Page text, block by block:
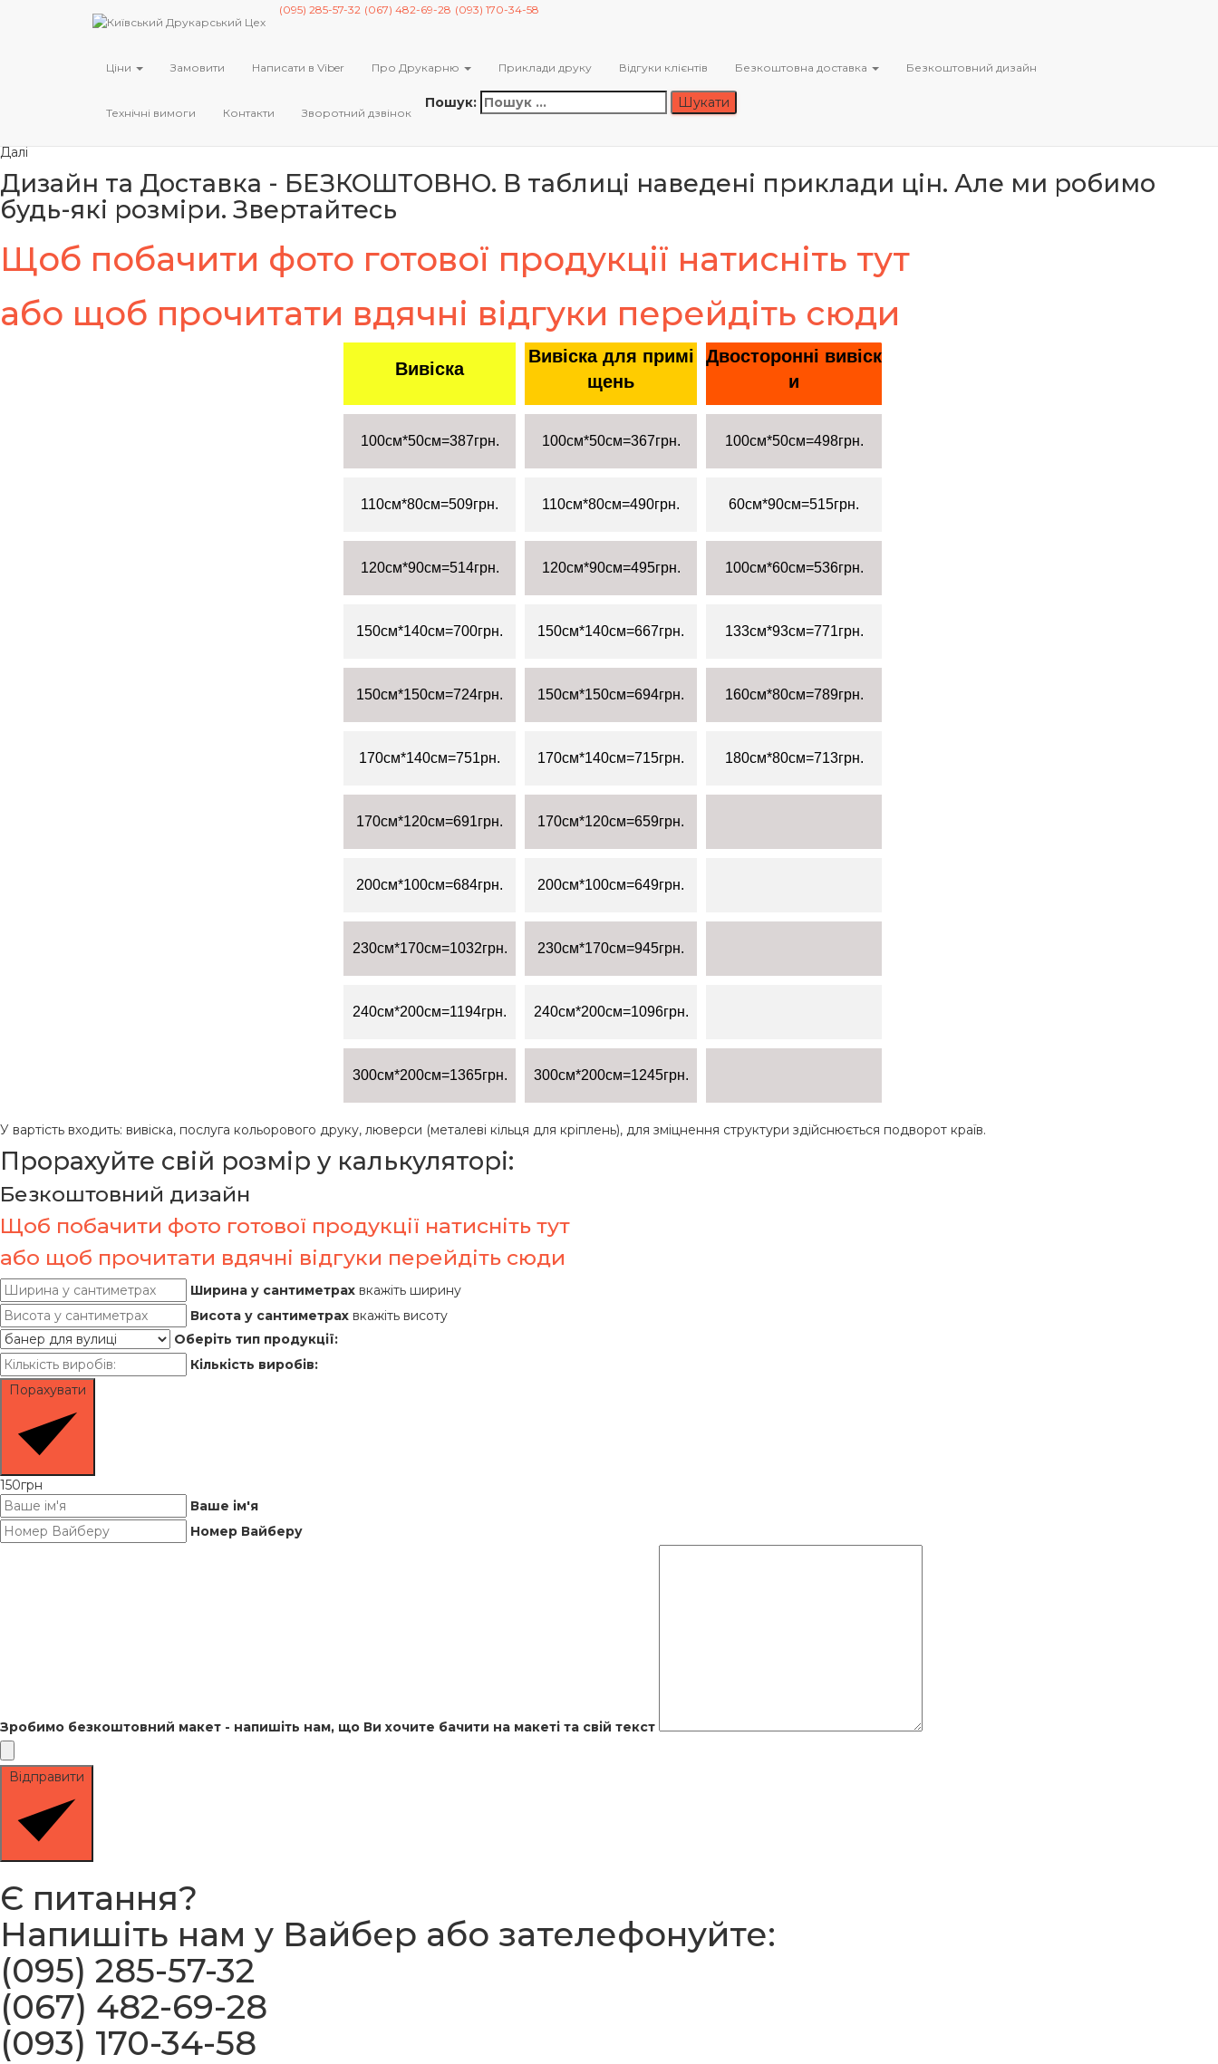
(095) 285-57-32 (067) 482-69-28 (093) 170-34-58
Ціни Замовити Написати в Viber Про Друкарню Приклади друку Відгуки клієнтів Безкоштовна доставка Безкоштовний дизайн
Технічні вимоги Контакти Зворотний дзвінок
Пошук:
Ціни на друк Вивісок з безкоштовним дизайном та безкоштовною доставкою Новою
Приймаємо замовлення без вихідних з 09:00 до 19:00.
Щоденний друк вночі кожного робочого дня
Далі
Дизайн та Доставка - БЕЗКОШТОВНО. В таблиці наведені приклади цін. Але ми робимо
будь-які розміри. Звертайтесь
Щоб побачити фото готової продукції натисніть тут
або щоб прочитати вдячні відгуки перейдіть сюди
Вивіска
Вивіска для примі
щень
Двосторонні вивіск
и
100см*50см=387грн. 100см*50см=367грн. 100см*50см=498грн.
110см*80см=509грн. 110см*80см=490грн. 60см*90см=515грн.
120см*90см=514грн. 120см*90см=495грн. 100см*60см=536грн.
150см*140см=700грн. 150см*140см=667грн. 133см*93см=771грн.
150см*150см=724грн. 150см*150см=694грн. 160см*80см=789грн.
170см*140см=751рн. 170см*140см=715грн. 180см*80см=713грн.
170см*120см=691грн. 170см*120см=659грн.
200см*100см=684грн. 200см*100см=649грн.
230см*170см=1032грн. 230см*170см=945грн.
240см*200см=1194грн. 240см*200см=1096грн.
300см*200см=1365грн. 300см*200см=1245грн.
У вартість входить: вивіска, послуга кольорового друку, люверси (металеві кільця для кріплень), для зміцнення структури здійснюється подворот країв.
Прорахуйте свій розмір у калькуляторі:
Безкоштовний дизайн
Щоб побачити фото готової продукції натисніть тут
або щоб прочитати вдячні відгуки перейдіть сюди
Ширина у сантиметрах вкажіть ширину
Висота у сантиметрах вкажіть висоту
Оберіть тип продукції:
Кількість виробів:
Порахувати
150грн
Ваше ім'я
Номер Вайберу
Зробимо безкоштовний макет - напишіть нам, що Ви хочите бачити на макеті та свій текст
Відправити
Є питання?
Напишіть нам у Вайбер або зателефонуйте:
(095) 285-57-32
(067) 482-69-28
(093) 170-34-58